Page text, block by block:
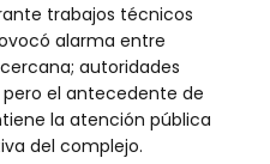
trabajos técnicos
alarma entre
autoridades
el antecedente de
la atención pública
del complejo.